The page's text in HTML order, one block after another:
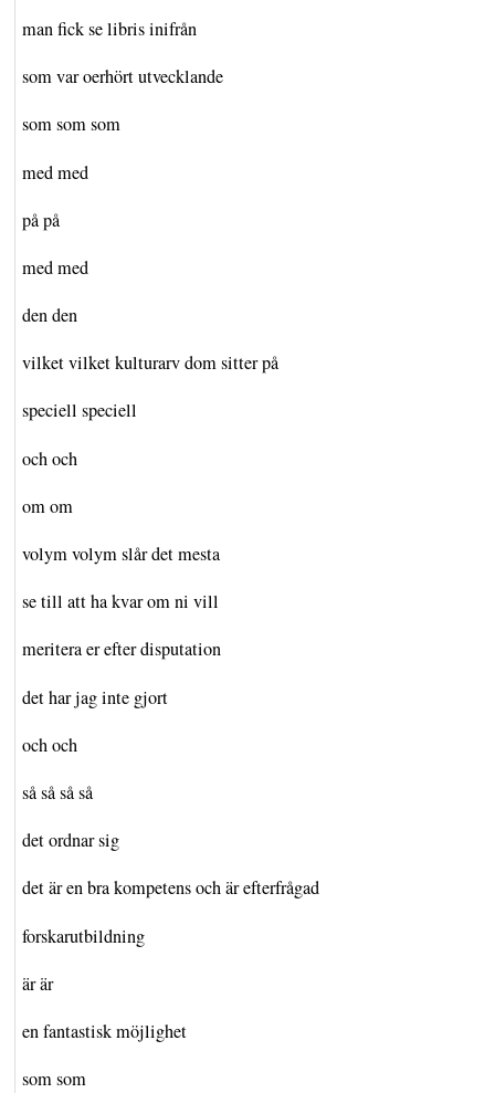
man fick se libris inifrån
som var oerhört utvecklande
som som som
med med
på på
med med
den den
vilket vilket kulturarv dom sitter på
speciell speciell
och och
om om
volym volym slår det mesta
se till att ha kvar om ni vill
meritera er efter disputation
det har jag inte gjort
och och
så så så så
det ordnar sig
det är en bra kompetens och är efterfrågad
forskarutbildning
är är
en fantastisk möjlighet
som som